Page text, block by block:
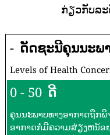
ກ່ຽວກັບລ
- ດັດຊະນີຄຸນນະພ
Levels of Health
0 - 50 ດີ
ຄຸນນະພາບທາງອາກາດຖືກ
ອາກາດກໍ່ມີຄວາມສ່ຽງຫນ້ອ